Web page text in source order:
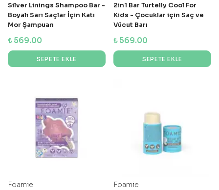
Silver Linings Shampoo Bar -
Boyalı Sarı Saçlar İçin Katı
Mor Şampuan
₺ 569.00
SEPETE EKLE
2in1 Bar Turtelly Cool For
Kids - Çocuklar için Saç ve
Vücut Barı
₺ 569.00
SEPETE EKLE
Foamie Foamie